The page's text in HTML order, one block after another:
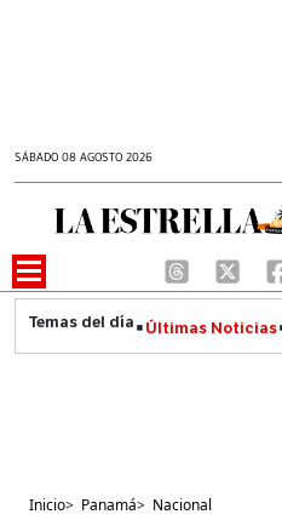
SÁBADO 08 AGOSTO 2026
Últimas Noticias
Inicio> Panamá> Nacional